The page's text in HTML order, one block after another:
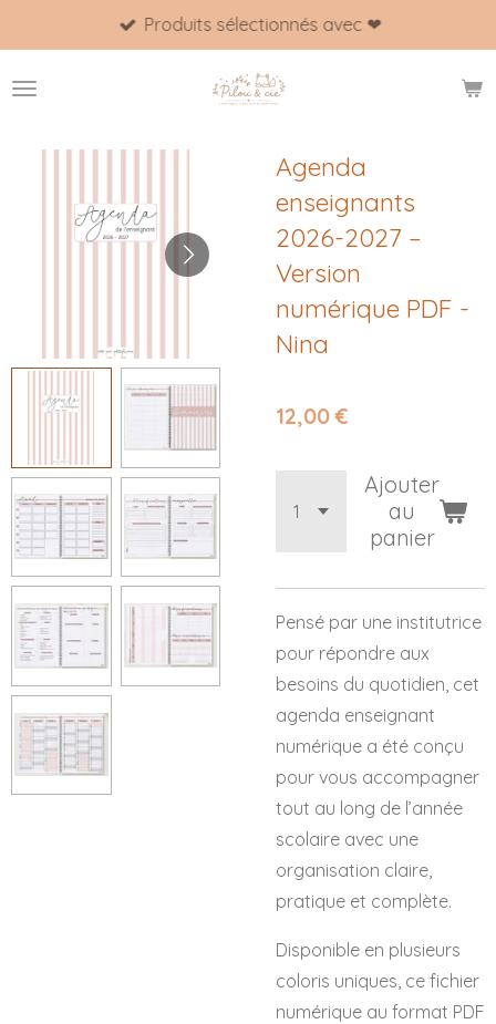
au
contenu
Produits sélectionnés avec ❤
Agenda
enseignants
2026-2027 –
Version
numérique PDF -
Nina
12,00 €
Ajouter
au
panier
Pensé par une institutrice
pour répondre aux
besoins du quotidien, cet
agenda enseignant
numérique a été conçu
pour vous accompagner
tout au long de l’année
scolaire avec une
organisation claire,
pratique et complète.
Disponible en plusieurs
coloris uniques, ce fichier
numérique au format PDF